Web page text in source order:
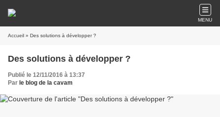
MENU
Accueil » Des solutions à développer ?
Des solutions à développer ?
Publié le 12/11/2016 à 13:37
Par le blog de la cavam